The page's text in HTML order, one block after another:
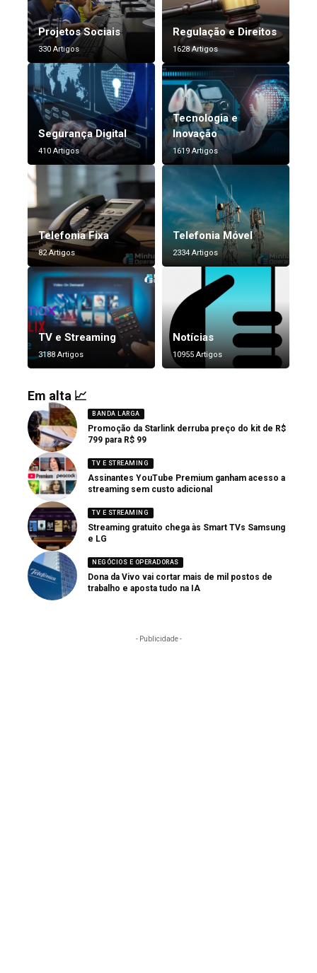
Projetos Sociais
330 Artigos
Regulação e Direitos
1628 Artigos
Segurança Digital
410 Artigos
Tecnologia e
Inovação
1619 Artigos
Telefonia Fixa
82 Artigos
Telefonia Móvel
2334 Artigos
TV e Streaming
3188 Artigos
Notícias
10955 Artigos
Em alta 📈
BANDA LARGA
Promoção da Starlink derruba preço do kit de R$
799 para R$ 99
TV E STREAMING
Assinantes YouTube Premium ganham acesso a
streaming sem custo adicional
TV E STREAMING
Streaming gratuito chega às Smart TVs Samsung
e LG
NEGÓCIOS E OPERADORAS
Dona da Vivo vai cortar mais de mil postos de
trabalho e aposta tudo na IA
- Publicidade -